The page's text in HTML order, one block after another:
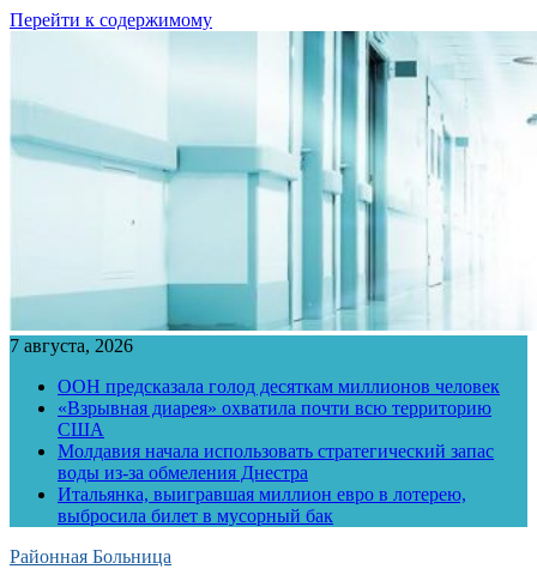
Перейти к содержимому
7 августа, 2026
ООН предсказала голод десяткам миллионов человек
«Взрывная диарея» охватила почти всю территорию
США
Молдавия начала использовать стратегический запас
воды из-за обмеления Днестра
Итальянка, выигравшая миллион евро в лотерею,
выбросила билет в мусорный бак
Районная Больница